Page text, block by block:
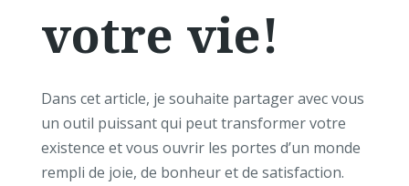
votre vie!
Dans cet article, je souhaite partager avec vous
un outil puissant qui peut transformer votre
existence et vous ouvrir les portes d’un monde
rempli de joie, de bonheur et de satisfaction.